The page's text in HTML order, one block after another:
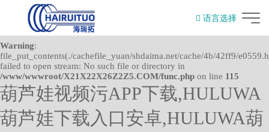
Warning: mkdir(): No space left on device in
/www/wwwroot/X21X22X26Z2Z5.COM/func.php
on line127
Warning:
file_put_contents(./cachefile_yuan/shdaima.net/cache/4b/42ff9/
failed to open stream: No such file or directory in
/www/wwwroot/X21X22X26Z2Z5.COM/func.php on line 115
葫芦娃视频污APP下载,HULUWA
葫芦娃下载入口安卓,HULUWA葫
语言选择